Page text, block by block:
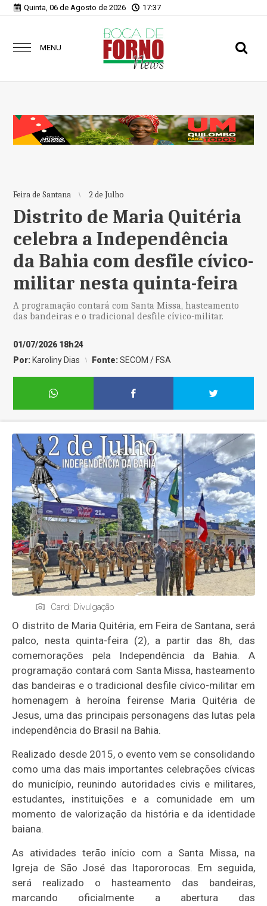
Quinta, 06 de Agosto de 2026 17:37
MENU
Feira de Santana 2 de Julho
Distrito de Maria Quitéria
celebra a Independência
da Bahia com desfile cívico-
militar nesta quinta-feira
A programação contará com Santa Missa, hasteamento
das bandeiras e o tradicional desfile cívico-militar.
01/07/2026 18h24
Por: Karoliny Dias Fonte:SECOM / FSA
Card: Divulgação
O distrito de Maria Quitéria, em Feira de Santana, será
palco, nesta quinta-feira (2), a partir das 8h, das
comemorações pela Independência da Bahia. A
programação contará com Santa Missa, hasteamento
das bandeiras e o tradicional desfile cívico-militar em
homenagem à heroína feirense Maria Quitéria de
Jesus, uma das principais personagens das lutas pela
independência do Brasil na Bahia.
Realizado desde 2015, o evento vem se consolidando
como uma das mais importantes celebrações cívicas
do município, reunindo autoridades civis e militares,
estudantes, instituições e a comunidade em um
momento de valorização da história e da identidade
baiana.
As atividades terão início com a Santa Missa, na
Igreja de São José das Itapororocas. Em seguida,
será realizado o hasteamento das bandeiras,
marcando oficialmente a abertura das